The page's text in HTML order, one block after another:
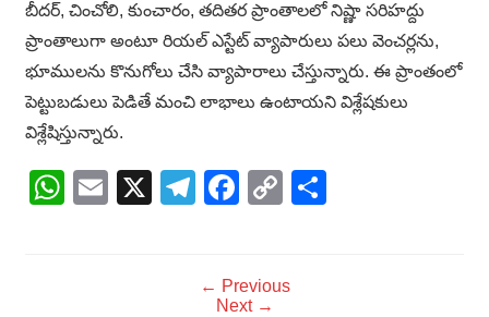
బీదర్, చించోలి, కుంచారం, తదితర ప్రాంతాలలో నిష్ణా సరిహద్దు
ప్రాంతాలుగా అంటూ రియల్ ఎస్టేట్ వ్యాపారులు పలు వెంచర్లను,
భూములను కొనుగోలు చేసి వ్యాపారాలు చేస్తున్నారు. ఈ ప్రాంతంలో
పెట్టుబడులు పెడితే మంచి లాభాలు ఉంటాయని విశ్లేషకులు
విశ్లేషిస్తున్నారు.
WhatsApp
Email
X Telegram
Facebook
Copy
← Previous
Next →